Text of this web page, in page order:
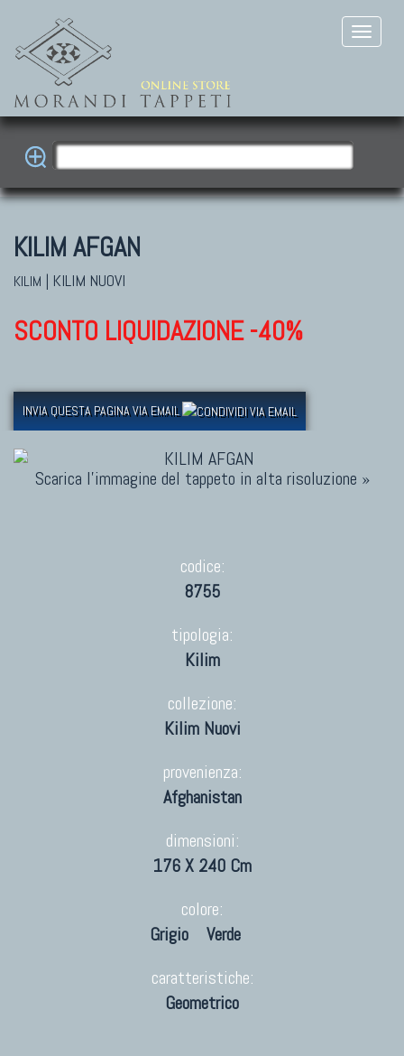
KILIM AFGAN
KILIM | KILIM NUOVI
SCONTO LIQUIDAZIONE -40%
INVIA QUESTA PAGINA VIA EMAIL
Scarica l'immagine del tappeto in alta risoluzione »
codice:
8755
tipologia:
Kilim
collezione:
Kilim Nuovi
provenienza:
Afghanistan
dimensioni:
176 X 240 Cm
colore:
Grigio
Verde
caratteristiche:
Geometrico